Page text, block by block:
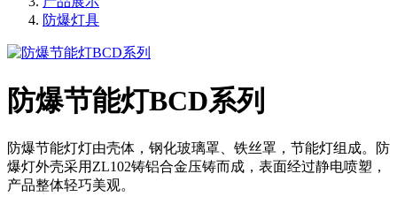
防爆灯具
防爆节能灯BCD系列
防爆节能灯灯由壳体，钢化玻璃罩、铁丝罩，节能灯组成。防
爆灯外壳采用ZL102铸铝合金压铸而成，表面经过静电喷塑，
产品整体轻巧美观。